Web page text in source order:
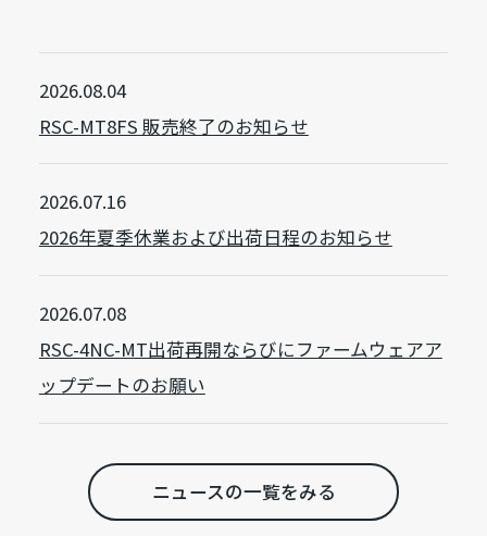
2026.08.04
RSC-MT8FS 販売終了のお知らせ
2026.07.16
2026年夏季休業および出荷日程のお知らせ
2026.07.08
RSC-4NC-MT出荷再開ならびにファームウェアア
ップデートのお願い
ニュースの一覧をみる